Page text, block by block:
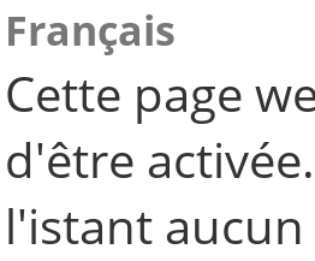
Français
Cette page
d'être
l'istant